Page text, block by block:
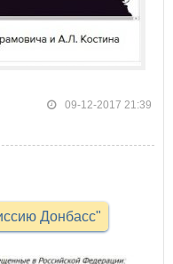
09-12-2017 21:39
Донбасс"